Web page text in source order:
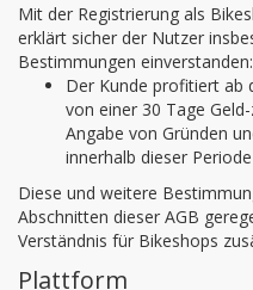
Mit der Registrierung als
erklärt sicher der Nutzer
Bestimmungen einverstanden:
Der Kunde profitiert ab
von einer 30 Tage
Angabe von Gründen
innerhalb dieser
Diese und weitere
Abschnitten dieser AGB
Verständnis für Bikeshops
Plattform